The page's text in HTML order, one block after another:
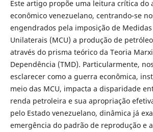
Este artigo propõe uma leitura crítica do
econômico venezuelano, centrando-se
engendrados pela imposição de Medidas
Unilaterais (MCU) a produção de
através do prisma teórico da Teoria
Dependência (TMD). Particularmente,
esclarecer como a guerra econômica,
meio das MCU, impacta a disparidade
renda petroleira e sua apropriação
pelo Estado venezuelano, dinâmica já
emergência do padrão de reprodução e